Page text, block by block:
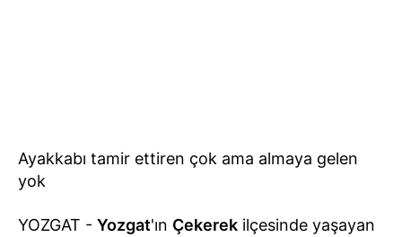
Ayakkabı tamir ettiren çok ama almaya gelen
yok
YOZGAT - Yozgat'ın Çekerek ilçesinde yaşayan